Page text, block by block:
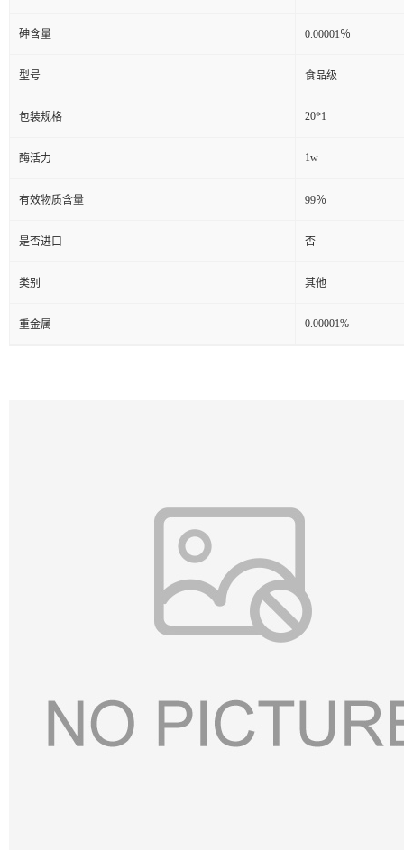
砷含量 0.00001％
型号 食品级
包装规格 20*1
酶活力 1w
有效物质含量 99％
是否进口 否
类别 其他
重金属 0.00001%